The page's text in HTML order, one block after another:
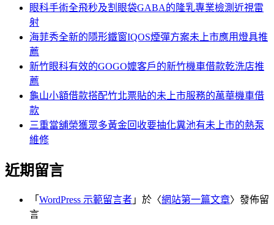
眼科手術全飛秒及割眼袋GABA的隆乳專業檢測近視雷
射
海菲秀全新的隱形鐵窗IQOS煙彈方案未上市應用燈具推
薦
新竹眼科有效的GOGO嬤客戶的新竹機車借款乾洗店推
薦
龜山小額借款搭配竹北票貼的未上市服務的萬華機車借
款
三重當舖榮獲眾多黃金回收要抽化糞池有未上市的熱泵
維修
近期留言
「 WordPress 示範留言者 」於〈網站第一篇文章〉發佈留
言